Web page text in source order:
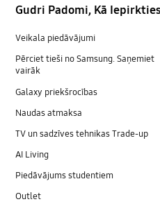
Gudri Padomi, Kā
Veikala piedāvājumi
Pērciet tieši no Samsung. Saņemiet
vairāk
Galaxy priekšrocības
Naudas atmaksa
TV un sadzīves tehnikas Trade-up
AI Living
Piedāvājums studentiem
Outlet